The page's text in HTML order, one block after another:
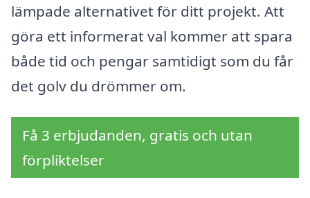
lämpade alternativet för ditt projekt. Att
göra ett informerat val kommer att spara
både tid och pengar samtidigt som du får
det golv du drömmer om.
Få 3 erbjudanden, gratis och utan
förpliktelser